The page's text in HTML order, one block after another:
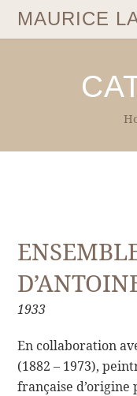
MAURICE
1933
En collaboration
(1882 – 1973),
française d’origine